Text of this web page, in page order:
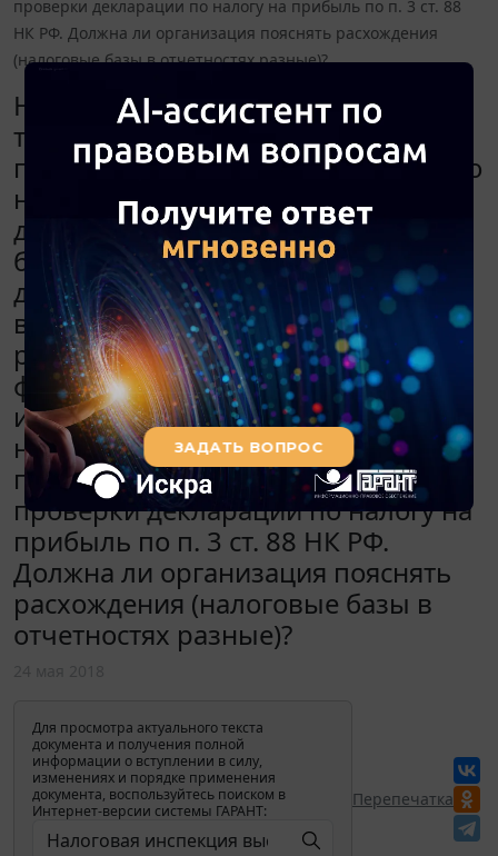
проверки декларации по налогу на прибыль по п. 3 ст. 88
НК РФ. Должна ли организация пояснять расхождения
(налоговые базы в отчетностях разные)?
Налоговая инспекция выставила
требование о предоставлении
пояснений: - в форме 2 (прибыль до
налогообложения) и в налоговой
декларации (налогооблагаемая
база) - выручка в налоговой
декларации на прибыль и выручка
в декларации по НДС - выручка от
реализации основных средств в
форме 4 бухгалтерской отчетности
и в налоговой декларации по
налогу на прибыль. Требование
получено в рамках камеральной
проверки декларации по налогу на
прибыль по п. 3 ст. 88 НК РФ.
Должна ли организация пояснять
расхождения (налоговые базы в
отчетностях разные)?
Для просмотра актуального текста
документа и получения полной
информации о вступлении в силу,
изменениях и порядке применения
документа, воспользуйтесь поиском в
Интернет-версии системы ГАРАНТ:
Перепечатка